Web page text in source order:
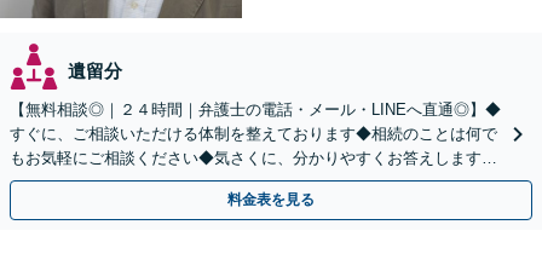
遺留分
【無料相談◎｜２４時間｜弁護士の電話・メール・LINEへ直通◎】◆
すぐに、ご相談いただける体制を整えております◆相続のことは何で
もお気軽にご相談ください◆気さくに、分かりやすくお答えします。
弁護士直通LINE【@685dvpfm】
料金表を見る